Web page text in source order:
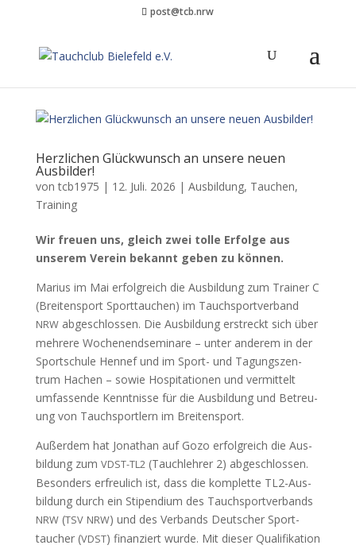
post@tcb.nrw
Herzlichen Glückwunsch an unsere neuen
Ausbilder!
vontcb1975 | 12. Juli. 2026 | Ausbildung, Tauchen,
Training
Wir freuen uns, gle­ich zwei tolle Erfolge aus
unserem Vere­in bekan­nt geben zu können.
Mar­ius im Mai erfol­gre­ich die Aus­bil­dung zum Train­er C
(Bre­it­en­sport Sport­tauchen) im Tauch­sportver­band
NRWabgeschlossen. Die Aus­bil­dung erstreckt sich über
mehrere Woch­enend­sem­inare – unter anderem in der
Sports­chule Hen­nef und im Sport- und Tagungszen­
trum Hachen – sowie Hos­pi­ta­tio­nen und ver­mit­telt
umfassende Ken­nt­nisse für die Aus­bil­dung und Betreu­
ung von Tauch­sportlern im Breitensport.
Außer­dem hat Jonathan auf Gozo erfol­gre­ich die Aus­
bil­dung zum VDST-TL2(Tauch­lehrer 2) abgeschlossen.
Beson­ders erfreulich ist, dass die kom­plette TL2-Aus­
bil­dung durch ein Stipendi­um des Tauch­sportver­bands
NRW(TSV NRW) und des Ver­bands Deutsch­er Sport­
tauch­er (VDST) finanziert wurde. Mit dieser Qual­i­fika­tion